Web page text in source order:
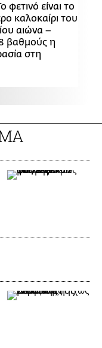
φετινό είναι το
καλοκαίρι του
αιώνα –
βαθμούς η
στη